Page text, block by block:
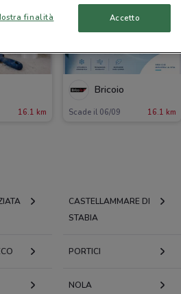
16.1 km
Bricoio
Scade il 06/09 16.1 km
CASTELLAMMARE DI
STABIA
PORTICI
NOLA
finalità Accetto